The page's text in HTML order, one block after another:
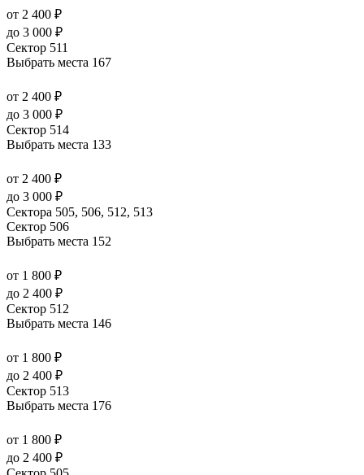
от 2 400 ₽
до 3 000 ₽
Сектор 511
Выбрать места 167
от 2 400 ₽
до 3 000 ₽
Сектор 514
Выбрать места 133
от 2 400 ₽
до 3 000 ₽
Сектора 505, 506, 512, 513
Сектор 506
Выбрать места 152
от 1 800 ₽
до 2 400 ₽
Сектор 512
Выбрать места 146
от 1 800 ₽
до 2 400 ₽
Сектор 513
Выбрать места 176
от 1 800 ₽
до 2 400 ₽